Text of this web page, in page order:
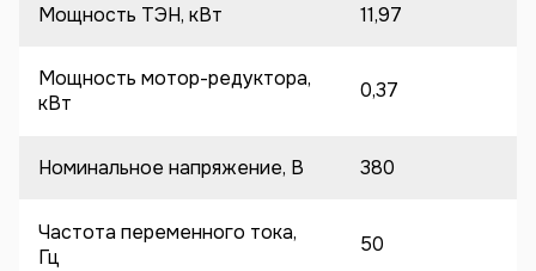
Мощность ТЭН, кВт 11,97
Мощность мотор-редуктора,
кВт
0,37
Номинальное напряжение, В 380
Частота переменного тока,
Гц
50